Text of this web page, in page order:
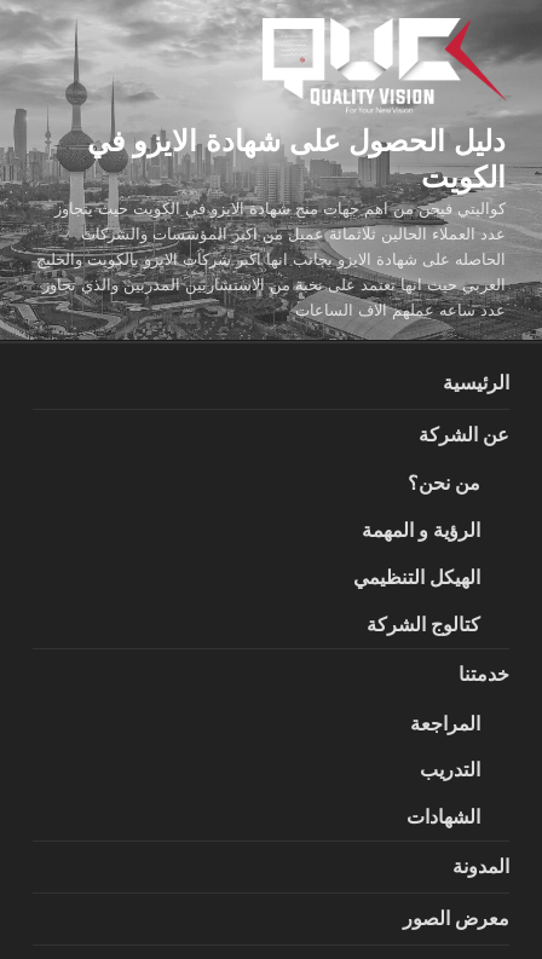
المحتوى
دليل الحصول على شهادة الايزو في
الكويت
كواليتي فيجن من اهم جهات منح شهادة الايزو في الكويت حيث يتجاوز
عدد العملاء الحالين ثلاثمائة عميل من اكبر المؤسسات والشركات
الحاصله على شهادة الايزو بجانب انها اكبر شركات الايزو بالكويت والخليج
العربي حيث انها تعتمد على نخبة من الاستشاريين المدربين والذي تجاوز
عدد ساعه عملهم الاف الساعات
الرئيسية
عن الشركة
من نحن؟
الرؤية و المهمة
الهيكل التنظيمي
كتالوج الشركة
خدمتنا
المراجعة
التدريب
الشهادات
المدونة
معرض الصور